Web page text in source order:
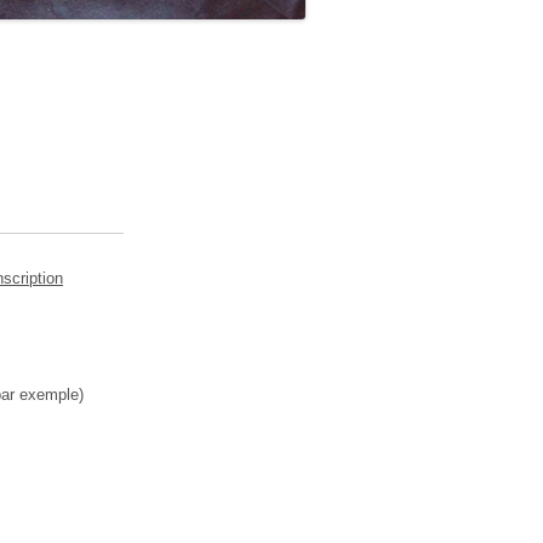
exemple)